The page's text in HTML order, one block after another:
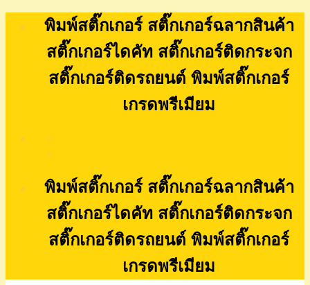
พิมพ์สติ๊กเกอร์ สติ๊กเกอร์ฉลากสินค้า
สติ๊กเกอร์ไดคัท สติ๊กเกอร์ติดกระจก
สติ๊กเกอร์ติดรถยนต์ พิมพ์สติ๊กเกอร์
เกรดพรีเมียม
พิมพ์สติ๊กเกอร์ สติ๊กเกอร์ฉลากสินค้า
สติ๊กเกอร์ไดคัท สติ๊กเกอร์ติดกระจก
สติ๊กเกอร์ติดรถยนต์ พิมพ์สติ๊กเกอร์
เกรดพรีเมียม